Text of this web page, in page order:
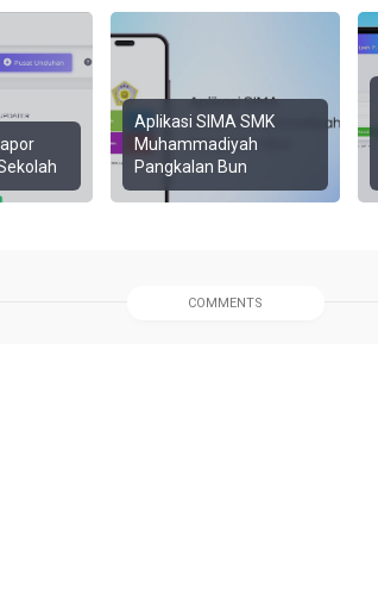
Aplikasi SIMA SMK
Muhammadiyah
Pangkalan Bun
COMMENTS